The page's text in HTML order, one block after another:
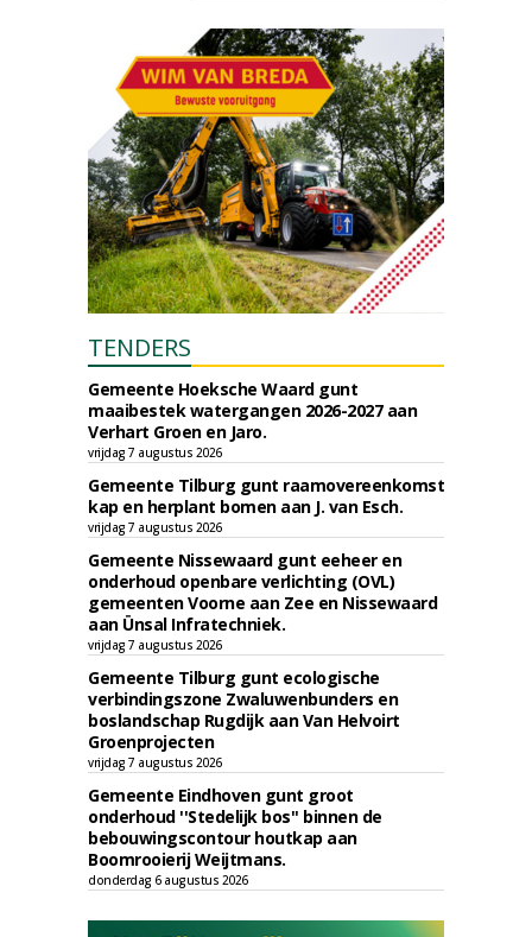
TENDERS
Gemeente Hoeksche Waard gunt
maaibestek watergangen 2026-2027 aan
Verhart Groen en Jaro.
vrijdag 7 augustus 2026
Gemeente Tilburg gunt raamovereenkomst
kap en herplant bomen aan J. van Esch.
vrijdag 7 augustus 2026
Gemeente Nissewaard gunt eeheer en
onderhoud openbare verlichting (OVL)
gemeenten Voorne aan Zee en Nissewaard
aan Ünsal Infratechniek.
vrijdag 7 augustus 2026
Gemeente Tilburg gunt ecologische
verbindingszone Zwaluwenbunders en
boslandschap Rugdijk aan Van Helvoirt
Groenprojecten
vrijdag 7 augustus 2026
Gemeente Eindhoven gunt groot
onderhoud ''Stedelijk bos'' binnen de
bebouwingscontour houtkap aan
Boomrooierij Weijtmans.
donderdag 6 augustus 2026